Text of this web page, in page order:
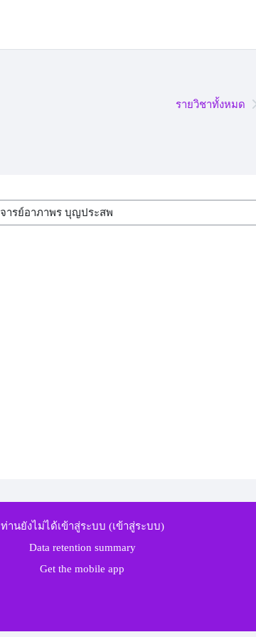
รายวิชาทั้งหมด
ท่านยังไม่ได้เข้าสู่ระบบ (เข้าสู่ระบบ)
Data retention summary
Get the mobile app